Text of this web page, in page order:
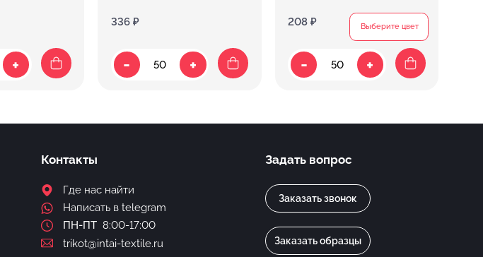
+
336 ₽
- +
208 ₽ Выберите цвет
- +
Контакты
Где нас найти
Написать в telegram
ПН-ПТ 8:00-17:00
trikot@intai-textile.ru
Задать вопрос
Заказать звонок
Заказать образцы